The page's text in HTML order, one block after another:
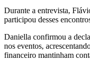
Durante a entrevista,
participou desses
Daniella confirmou a
nos eventos,
financeiro mantinham